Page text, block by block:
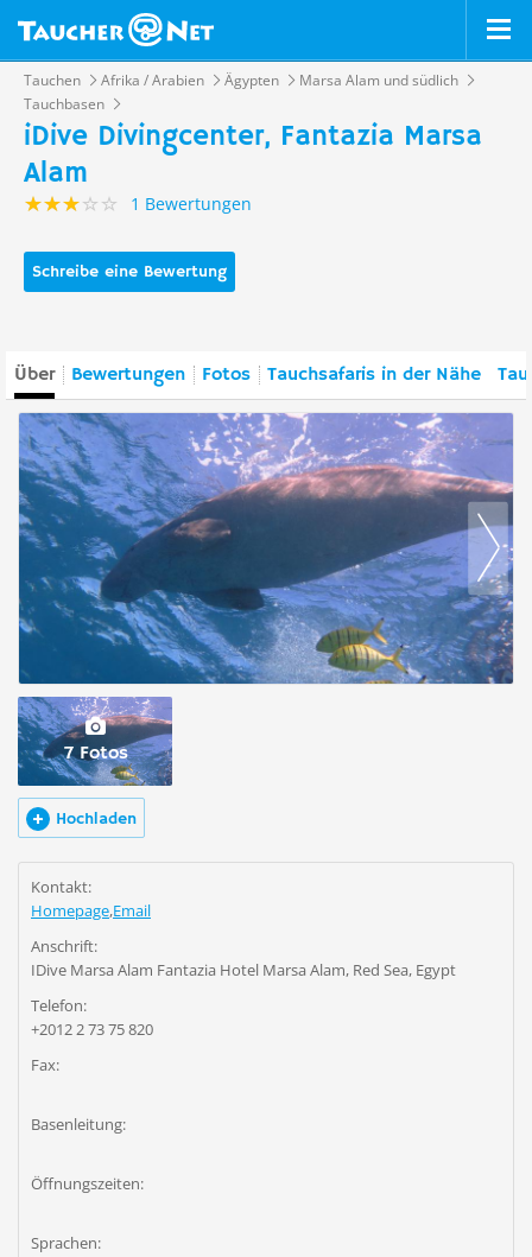
Tauchen Afrika / Arabien Ägypten
Marsa Alam und südlich
Tauchbasen
iDive Divingcenter, Fantazia Marsa
Alam
1 Bewertungen
Schreibe eine Bewertung
Über Bewertungen Fotos Tauchsafaris in der Nähe
7 Fotos
Hochladen
Kontakt:
Homepage,Email
Anschrift:
IDive Marsa Alam Fantazia Hotel Marsa Alam, Red Sea, Egypt
Telefon:
+2012 2 73 75 820
Fax:
Basenleitung:
Öffnungszeiten:
Sprachen: